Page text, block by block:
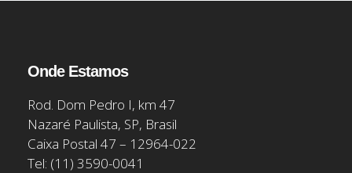
Onde Estamos
Rod. Dom Pedro I, km 47
Nazaré Paulista, SP, Brasil
Caixa Postal 47 – 12964-022
Tel: (11) 3590-0041